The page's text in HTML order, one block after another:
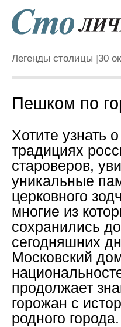
Легенды столицы 30
Пешком по
Хотите узнать о
традициях
староверов,
уникальные
церковного
многие из
сохранились до
сегодняшних
Московский
продолжает
горожан с
родного города.